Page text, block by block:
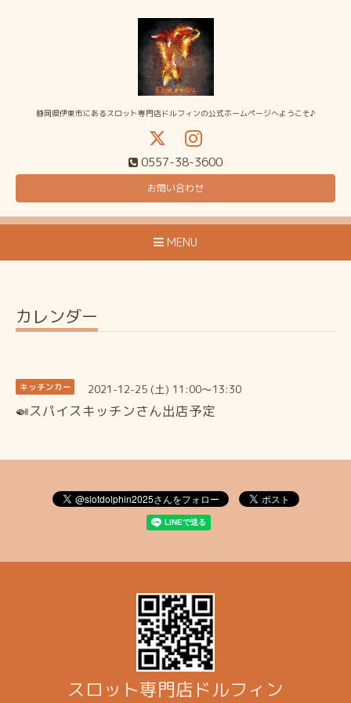
静岡県伊東市にあるスロット専門店ドルフィンの公式ホームページへようこそ♪
0557-38-3600
お問い合わせ
MENU
カレンダー
キッチンカー 2021-12-25 (土) 11:00～13:30
🍛スパイスキッチンさん出店予定
スロット専門店ドルフィン